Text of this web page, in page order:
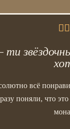

ти
всё
поняли, что